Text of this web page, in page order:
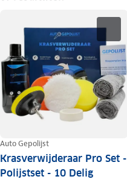
Auto Gepolijst
Krasverwijderaar Pro Set -
Polijstset - 10 Delig